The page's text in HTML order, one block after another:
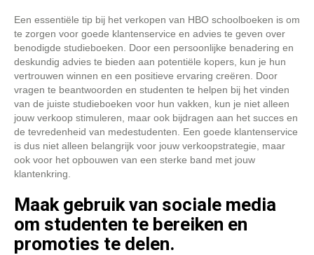
Een essentiële tip bij het verkopen van HBO schoolboeken is om
te zorgen voor goede klantenservice en advies te geven over
benodigde studieboeken. Door een persoonlijke benadering en
deskundig advies te bieden aan potentiële kopers, kun je hun
vertrouwen winnen en een positieve ervaring creëren. Door
vragen te beantwoorden en studenten te helpen bij het vinden
van de juiste studieboeken voor hun vakken, kun je niet alleen
jouw verkoop stimuleren, maar ook bijdragen aan het succes en
de tevredenheid van medestudenten. Een goede klantenservice
is dus niet alleen belangrijk voor jouw verkoopstrategie, maar
ook voor het opbouwen van een sterke band met jouw
klantenkring.
Maak gebruik van sociale media
om studenten te bereiken en
promoties te delen.